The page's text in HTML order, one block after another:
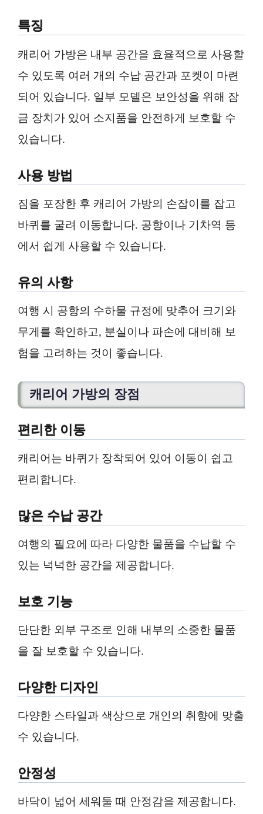
특징
캐리어 가방은 내부 공간을 효율적으로 사용할
수 있도록 여러 개의 수납 공간과 포켓이 마련
되어 있습니다. 일부 모델은 보안성을 위해 잠
금 장치가 있어 소지품을 안전하게 보호할 수
있습니다.
사용 방법
짐을 포장한 후 캐리어 가방의 손잡이를 잡고
바퀴를 굴려 이동합니다. 공항이나 기차역 등
에서 쉽게 사용할 수 있습니다.
유의 사항
여행 시 공항의 수하물 규정에 맞추어 크기와
무게를 확인하고, 분실이나 파손에 대비해 보
험을 고려하는 것이 좋습니다.
캐리어 가방의 장점
편리한 이동
캐리어는 바퀴가 장착되어 있어 이동이 쉽고
편리합니다.
많은 수납 공간
여행의 필요에 따라 다양한 물품을 수납할 수
있는 넉넉한 공간을 제공합니다.
보호 기능
단단한 외부 구조로 인해 내부의 소중한 물품
을 잘 보호할 수 있습니다.
다양한 디자인
다양한 스타일과 색상으로 개인의 취향에 맞출
수 있습니다.
안정성
바닥이 넓어 세워둘 때 안정감을 제공합니다.